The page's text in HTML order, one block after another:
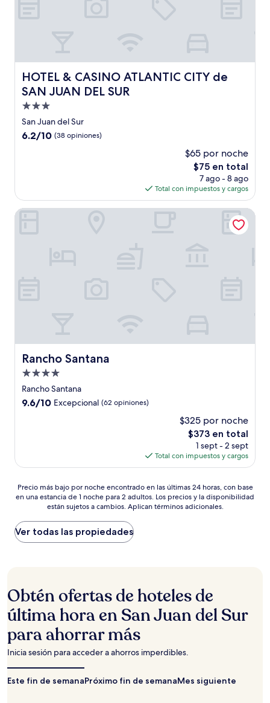
HOTEL & CASINO ATLANTIC CITY de
SAN JUAN DEL SUR
HOTEL & CASINO ATLANTIC CITY de SAN JUAN DEL SUR
Propiedad
de
3.0
San Juan del Sur
6.2
6.2/10 (38 opiniones)
$65 por noche
El
precio
actual
es
de
$75 en total
7 ago - 8 ago
Total con impuestos y cargos
Rancho Santana
Rancho Santana
Propiedad
de
4.0
Rancho Santana
9.6
9.6/10 Excepcional (62 opiniones)
$325 por noche
El
precio
actual
es
$373
$373 en total
1 sept - 2 sept
Total con impuestos y cargos
Rancho Santana
Precio
más
por
noche
encontrado
horas,
con
base
una
estancia
1
noche
Precio más bajo por noche encontrado en las últimas 24 horas, con base
en una estancia de 1 noche para 2 adultos. Los precios y la disponibilidad
están sujetos a cambios. Aplican términos adicionales.
Ver todas las propiedades
Obtén ofertas de hoteles de
última hora en San Juan del Sur
para ahorrar más
Inicia sesión para acceder a ahorros imperdibles.
Este fin de semanaPróximo fin de semanaMes siguiente